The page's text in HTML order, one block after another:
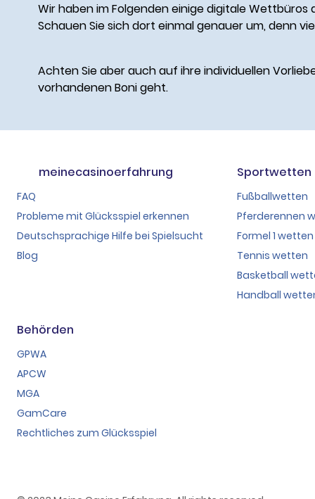
Wir haben im Folgenden einige digitale
Schauen Sie sich dort einmal genauer um, denn
Achten Sie aber auch auf ihre individuellen
vorhandenen Boni geht.
meinecasinoerfahrung
FAQ
Probleme mit Glücksspiel erkennen
Deutschsprachige Hilfe bei Spielsucht
Blog
Sportwetten
Fußballwetten
Pferderennen
Formel 1 wetten
Tennis wetten
Basketball
Handball
Behörden
GPWA
APCW
MGA
GamCare
Rechtliches zum Glücksspiel